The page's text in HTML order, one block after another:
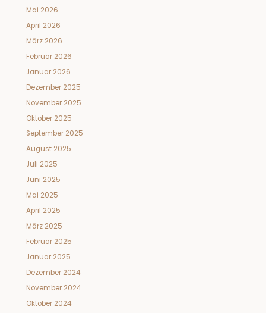
Mai 2026
April 2026
März 2026
Februar 2026
Januar 2026
Dezember 2025
November 2025
Oktober 2025
September 2025
August 2025
Juli 2025
Juni 2025
Mai 2025
April 2025
März 2025
Februar 2025
Januar 2025
Dezember 2024
November 2024
Oktober 2024